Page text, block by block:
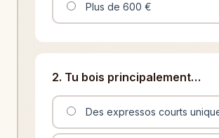
Plus de 600 €
2. Tu bois principalement…
Des expressos courts